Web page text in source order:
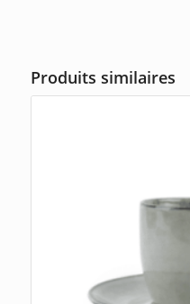
Produits similaires